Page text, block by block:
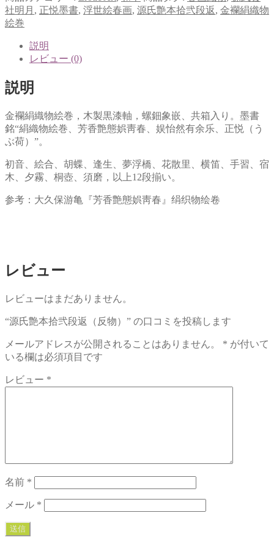
社明月 , 正悦墨書, 浮世絵春画, 源氏艶本拾弐段返, 金襴絹織物
絵巻
説明
レビュー (0)
説明
金襴絹織物絵巻，木製黒漆軸，螺鈿象嵌、共箱入り。墨書
銘“絹織物絵巻、芳香艶態娯靑春、娱怡然有余乐、正悦（う
ぶ荷）”。
初音、絵合、胡蝶、逢生、夢浮橋、花散里、横笛、手習、宿
木、夕霧、桐壺、須磨，以上12段揃い。
参考：大久保游亀『芳香艶態娯靑春』绢织物绘卷
レビュー
レビューはまだありません。
“源氏艶本拾弐段返（反物）” の口コミを投稿します
メールアドレスが公開されることはありません。 * が付いて
いる欄は必須項目です
レビュー *
名前 *
メール *